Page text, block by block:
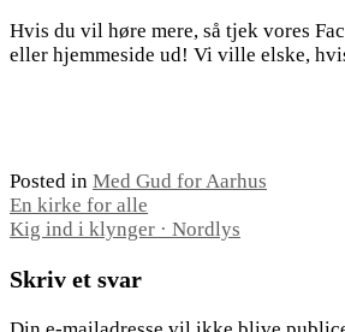
Hvis du vil høre mere, så tjek vores
eller hjemmeside ud! Vi ville elske,
Posted in Med Gud for Aarhus
Indlægsnavigation
En kirke for alle
Kig ind i klynger · Nordlys
Skriv et svar